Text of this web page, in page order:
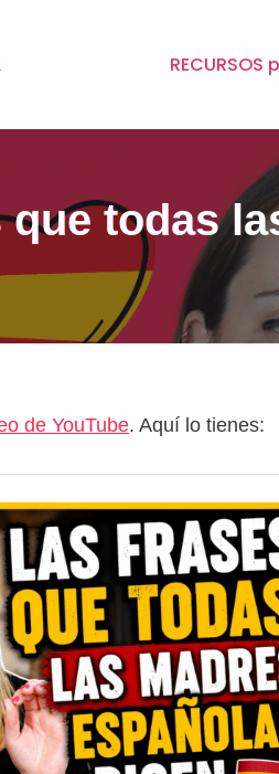
que todas
de YouTube. Aquí lo tienes: